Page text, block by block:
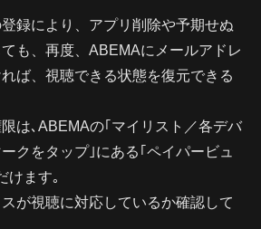
録により、アプリ削除や予期せぬ
も、再度、ABEMAにメールアドレ
ば、視聴できる状態を復元できる
限は､ABEMAの｢マイリスト／各デバ
クをタップ｣にある｢ペイパービュ
けます｡
が視聴に対応しているか確認して